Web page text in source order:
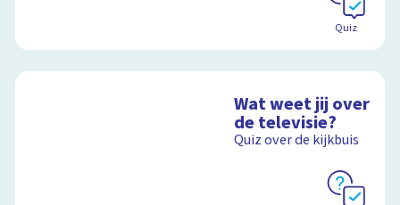
Quiz
Wat weet jij over
de televisie?
Quiz over de kijkbuis